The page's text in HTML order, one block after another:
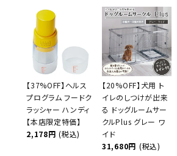
【37%OFF】ヘルス
プログラム フードク
ラッシャー ハンディ
【本店限定特価】
2,178円 (税込)
【20%OFF】犬用 ト
イレのしつけが出来
る ドッグルームサー
クルPlus グレー ワ
イド
31,680円 (税込)